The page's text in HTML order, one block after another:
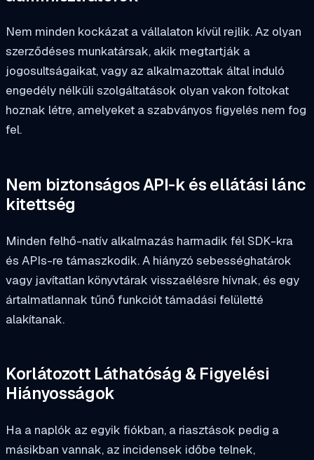
Nem minden kockázat a vállalaton kívül rejlik. Az olyan
szerződéses munkatársak, akik megtartják a
jogosultságaikat, vagy az alkalmazottak által induló
engedély nélküli szolgáltatások olyan vakon foltokat
hoznak létre, amelyeket a szabványos figyelés nem fog
fel.
Nem biztonságos API-k és ellátási lánc
kitettség
Minden felhő-natív alkalmazás harmadik fél SDK-kra
és APIs-re támaszkodik. A hiányzó sebességhatárok
vagy javítatlan könyvtárak visszaélésre hívnak, és egy
ártalmatlannak tűnő funkciót támadási felületté
alakítanak.
Korlátozott Láthatóság & Figyelési
Hiányosságok
Ha a naplók az egyik fiókban, a riasztások pedig a
másikban vannak, az incidensek időbe telnek,